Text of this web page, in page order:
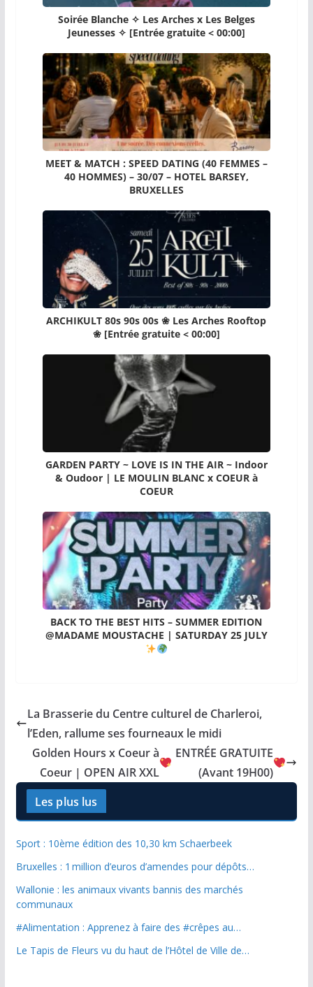
Soirée Blanche ✧ Les Arches x Les Belges
Jeunesses ✧ [Entrée gratuite < 00:00]
MEET & MATCH : SPEED DATING (40 FEMMES –
40 HOMMES) – 30/07 – HOTEL BARSEY,
BRUXELLES
ARCHIKULT 80s 90s 00s ❀ Les Arches Rooftop
❀ [Entrée gratuite < 00:00]
GARDEN PARTY ~ LOVE IS IN THE AIR ~ Indoor
& Oudoor | LE MOULIN BLANC x COEUR à
COEUR
BACK TO THE BEST HITS – SUMMER EDITION
@MADAME MOUSTACHE | SATURDAY 25 JULY
La Brasserie du Centre culturel de Charleroi,
l’Eden, rallume ses fourneaux le midi
Golden Hours x Coeur à
Coeur | OPEN AIR XXL
ENTRÉE GRATUITE
(Avant 19H00)
Les plus lus
Sport : 10ème édition des 10,30 km Schaerbeek
Bruxelles : 1 million d’euros d’amendes pour dépôts…
Wallonie : les animaux vivants bannis des marchés
communaux
#Alimentation : Apprenez à faire des #crêpes au…
Le Tapis de Fleurs vu du haut de l’Hôtel de Ville de…